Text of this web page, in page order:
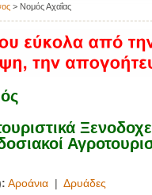
> Νομός Αχαΐας
Αροάνια | Δρυάδες